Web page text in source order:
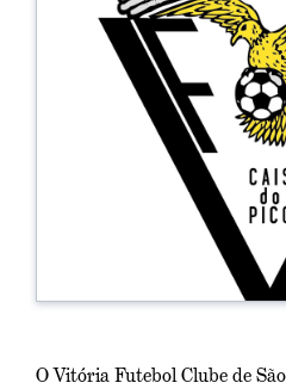
O Vitória Futebol Clube de